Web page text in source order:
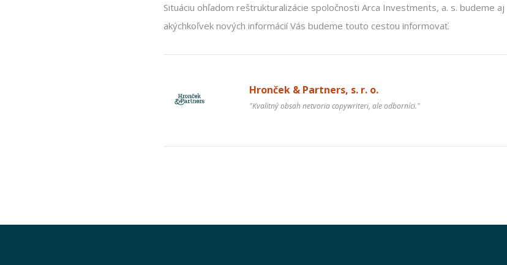
Situáciu ohľadom reštrukturalizácie spoločnosti Arca Investments, a. s. budeme
akýchkoľvek nových informácií Vás budeme touto cestou informovať.
Hronček & Partners, s. r. o.
"Kvalitný obsah netvoria copywriteri, ale odborníci."